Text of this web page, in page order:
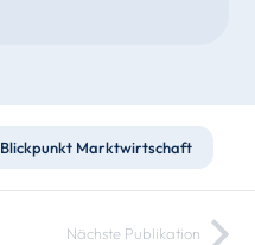
Blickpunkt Marktwirtschaft
Nächste Publikation